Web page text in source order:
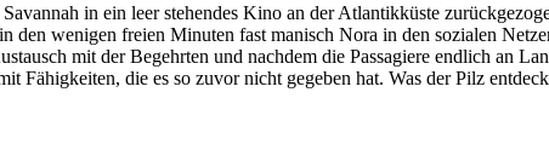
in ein leer stehendes Kino an der Atlantikküste
wenigen freien Minuten fast manisch Nora in den sozialen
mit der Begehrten und nachdem die Passagiere endlich an
Fähigkeiten, die es so zuvor nicht gegeben hat. Was der Pilz